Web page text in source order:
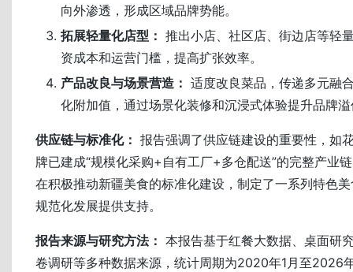
向外渗透，形成区域品牌势能。
拓展轻量化店型： 推出小店、社区店、街边店等轻
资成本和运营门槛，提高扩张效率。
产品改良与场景营造： 适度改良菜品，传递多元融
化附加值，通过场景化装修和沉浸式体验提升品牌
供应链与标准化： 报告强调了供应链建设的重要性，如
牌已建成“规模化采购+自有工厂+多仓配送”的完整产业
在积极推动新疆美食的标准化建设，制定了一系列特色
规范化发展提供支持。
报告来源与研究方法： 本报告基于红餐大数据、桌面研
卷调研等多种数据来源，统计周期为2020年1月至2026